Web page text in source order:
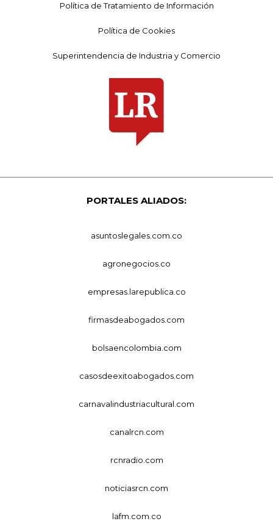
Política de Tratamiento de Información
Política de Cookies
Superintendencia de Industria y Comercio
PORTALES ALIADOS:
asuntoslegales.com.co
agronegocios.co
empresas.larepublica.co
firmasdeabogados.com
bolsaencolombia.com
casosdeexitoabogados.com
carnavalindustriacultural.com
canalrcn.com
rcnradio.com
noticiasrcn.com
lafm.com.co